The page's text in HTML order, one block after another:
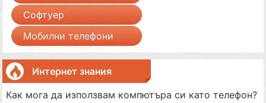
Софтуер
Мобилни телефони
Интернет знания
Как мога да използвам компютъра си като телефон?